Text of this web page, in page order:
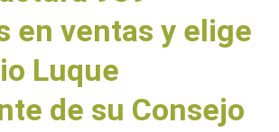
en ventas y elige
Luque
de su Consejo